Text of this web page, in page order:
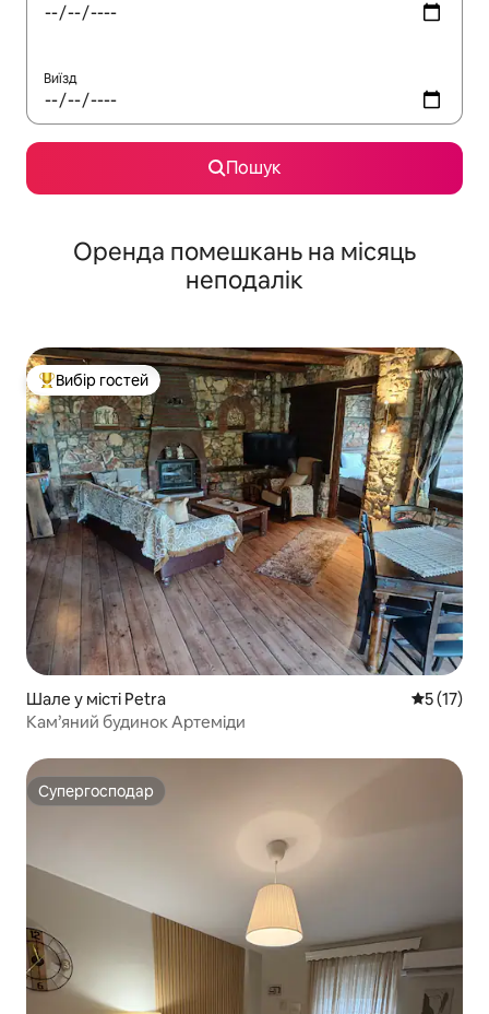
Виїзд
Пошук
Оренда помешкань на місяць
неподалік
Топ вибір гостей
Вибір гостей
Шале у місті Petra Середня
5 (17)
Кам’яний будинок Артеміди
Супергосподар
Супергосподар